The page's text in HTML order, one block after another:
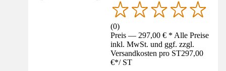
(0)
Preis — 297,00 € * Alle Preise
inkl. MwSt. und ggf. zzgl.
Versandkosten pro ST297,00
€*/ ST